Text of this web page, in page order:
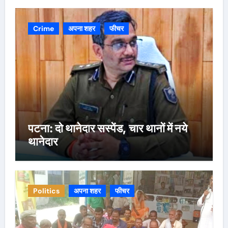
Crime अपना शहर फीचर
पटना: दो थानेदार सस्पेंड, चार थानों में नये
थानेदार
Politics अपना शहर फीचर